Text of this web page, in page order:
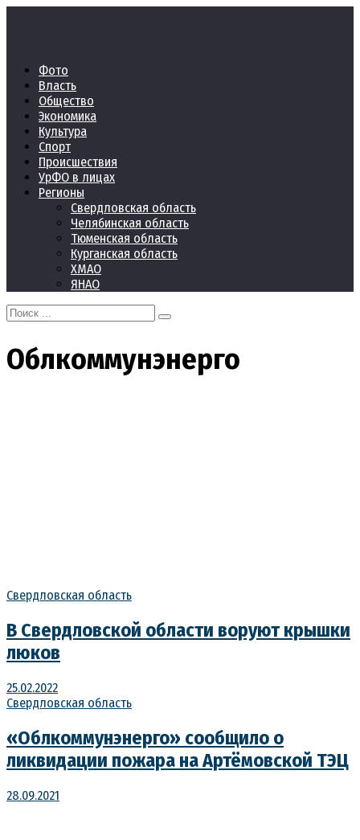
Фото
Власть
Общество
Экономика
Культура
Спорт
Происшествия
УрФО в лицах
Регионы
Свердловская область
Челябинская область
Тюменская область
Курганская область
ХМАО
ЯНАО
Search
for:
Облкоммунэнерго
Свердловская область
В Свердловской области воруют крышки
люков
25.02.2022
Свердловская область
«Облкоммунэнерго» сообщило о
ликвидации пожара на Артёмовской ТЭЦ
28.09.2021